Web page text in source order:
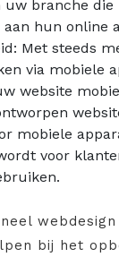
branche die
hun online
Met steeds
via mobiele
website
mobiele
voor
bij het